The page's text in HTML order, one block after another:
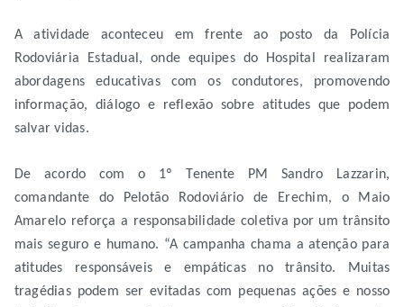
A atividade aconteceu em frente ao posto da Polícia
Rodoviária Estadual, onde equipes do Hospital realizaram
abordagens educativas com os condutores, promovendo
informação, diálogo e reflexão sobre atitudes que podem
salvar vidas.
De acordo com o 1º Tenente PM Sandro Lazzarin,
comandante do Pelotão Rodoviário de Erechim, o Maio
Amarelo reforça a responsabilidade coletiva por um trânsito
mais seguro e humano. “A campanha chama a atenção para
atitudes responsáveis e empáticas no trânsito. Muitas
tragédias podem ser evitadas com pequenas ações e nosso